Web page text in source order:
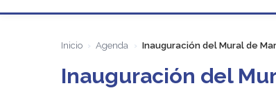
Inicio Agenda Inauguración del Mural de
Inauguración del